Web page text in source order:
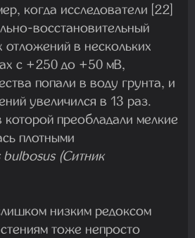
когда исследователи [22]
восстановительный
отложений в нескольких
с +250 до +50 мВ,
попали в воду грунта, и
увеличился в 13 раз.
которой преобладали мелкие
плотными
bulbosus (Ситник
низким редоксом
тоже непросто